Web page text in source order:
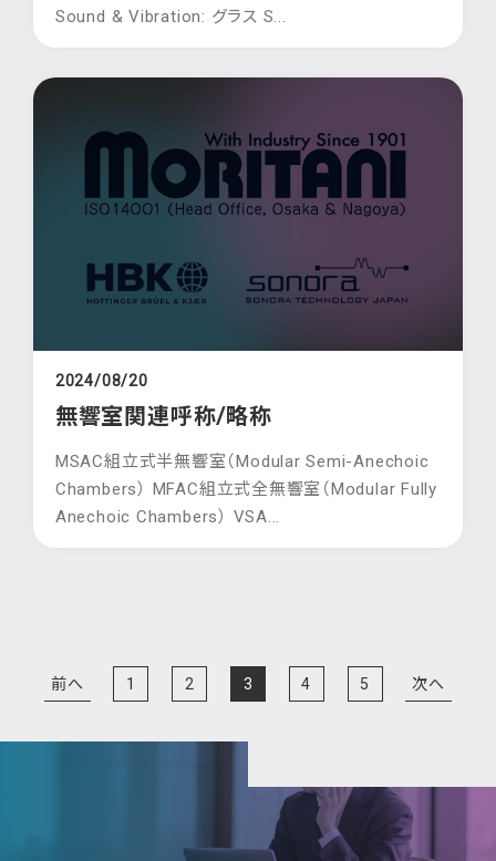
Sound & Vibration: グラス S...
2024/08/20
無響室関連呼称/略称
MSAC組立式半無響室（Modular Semi-Anechoic
Chambers） MFAC組立式全無響室（Modular Fully
Anechoic Chambers） VSA...
の
前へ 1 2 3 4 5 次へ